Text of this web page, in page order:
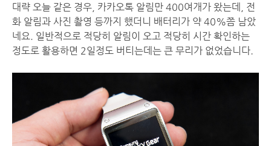
대략 오늘 같은 경우, 카카오톡 알림만 400여개가 왔는데, 전
화 알림과 사진 촬영 등까지 했더니 배터리가 약 40%쯤 남았
네요. 일반적으로 적당히 알림이 오고 적당히 시간 확인하는
정도로 활용하면 2일정도 버티는데는 큰 무리가 없었습니다.